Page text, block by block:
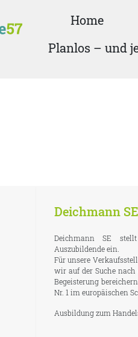
Home
Planlos – und
Deichmann SE
Deichmann SE
Auszubildende ein.
Für unsere
wir auf der Suche
Begeisterung
Nr. 1 im europäischen
Ausbildung zum